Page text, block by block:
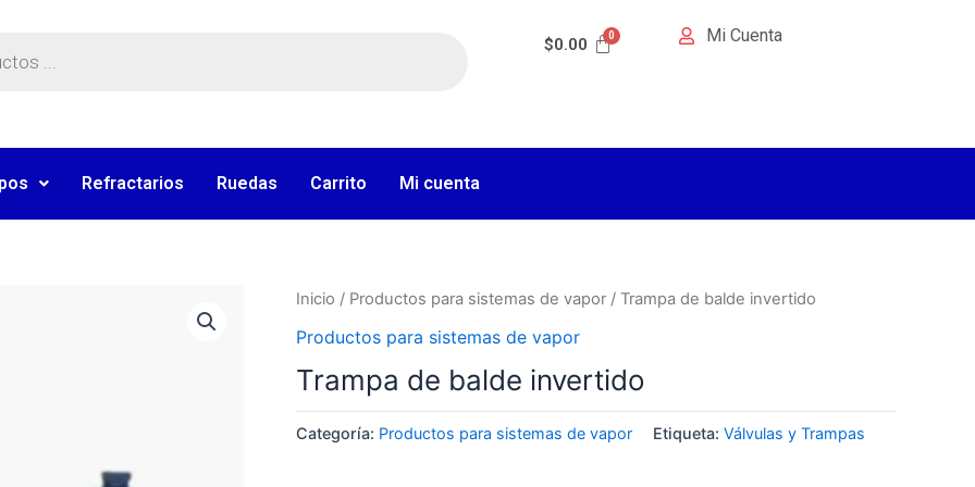
$0.00 Mi Cuenta
Refractarios Ruedas Carrito Mi cuenta
Inicio / Productos para sistemas de vapor / Trampa de balde invertido
Productos para sistemas de vapor
Trampa de balde invertido
Categoría: Productos para sistemas de vapor Etiqueta: Válvulas y Trampas